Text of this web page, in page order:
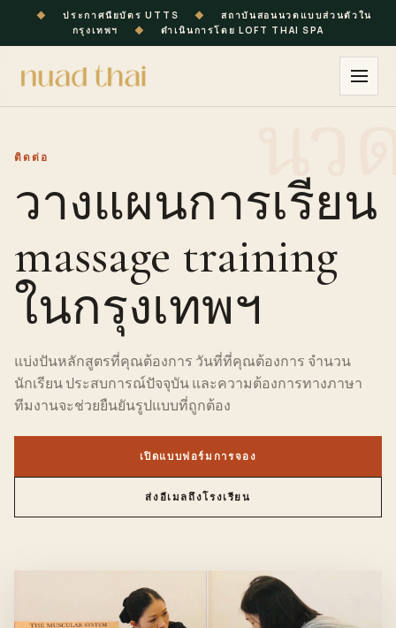
◆ ประกาศนียบัตร UTTS ◆
สถาบันสอนนวดแบบส่วนตัวใน
กรุงเทพฯ
◆ ดำเนินการโดย LOFT THAI SPA
ติดต่อ
วางแผนการเรียน
massage training
ในกรุงเทพฯ
แบ่งปันหลักสูตรที่คุณต้องการ วันที่ที่คุณต้องการ จำนวน
นักเรียนประสบการณ์ปัจจุบัน และความต้องการทางภาษา
ทีมงานจะช่วยยืนยันรูปแบบที่ถูกต้อง
เปิดแบบฟอร์มการจอง
ส่งอีเมลถึงโรงเรียน